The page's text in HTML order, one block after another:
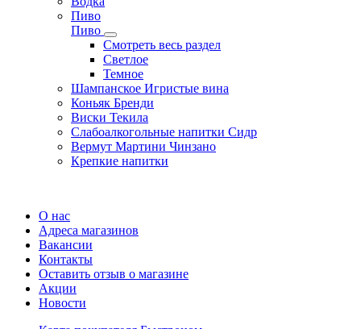
Пиво
Пиво
Смотреть весь раздел
Cветлое
Темное
Шампанское Игристые вина
Коньяк Бренди
Виски Текила
Слабоалкогольные напитки Сидр
Вермут Мартини Чинзано
Крепкие напитки
О нас
Адреса магазинов
Вакансии
Контакты
Оставить отзыв о магазине
Акции
Новости